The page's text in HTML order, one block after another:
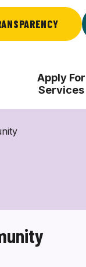
Apply For
Services